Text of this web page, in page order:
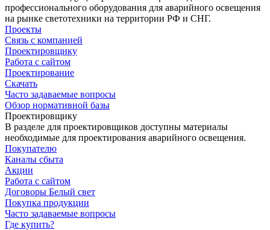
профессионального оборудования для аварийного освещения
на рынке светотехники на территории РФ и СНГ.
Проекты
Связь с компанией
Проектировщику
Работа с сайтом
Проектирование
Скачать
Часто задаваемые вопросы
Обзор нормативной базы
Проектировщику
В разделе для проектировщиков доступны материалы
необходимые для проектирования аварийного освещения.
Покупателю
Каналы сбыта
Акции
Работа с сайтом
Договоры Белый свет
Покупка продукции
Часто задаваемые вопросы
Где купить?